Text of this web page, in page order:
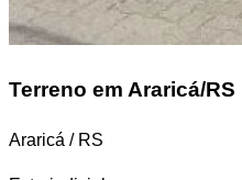
Terreno em Araricá/RS
Araricá / RS